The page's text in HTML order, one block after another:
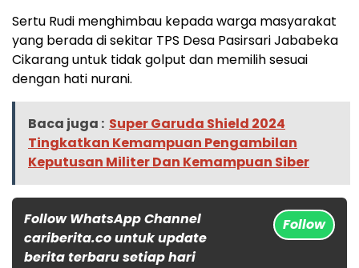
Sertu Rudi menghimbau kepada warga masyarakat
yang berada di sekitar TPS Desa Pasirsari Jababeka
Cikarang untuk tidak golput dan memilih sesuai
dengan hati nurani.
Baca juga : Super Garuda Shield 2024
Tingkatkan Kemampuan Pengambilan
Keputusan Militer Dan Kemampuan Siber
Follow WhatsApp Channel
cariberita.co untuk update
berita terbaru setiap hari
Follow